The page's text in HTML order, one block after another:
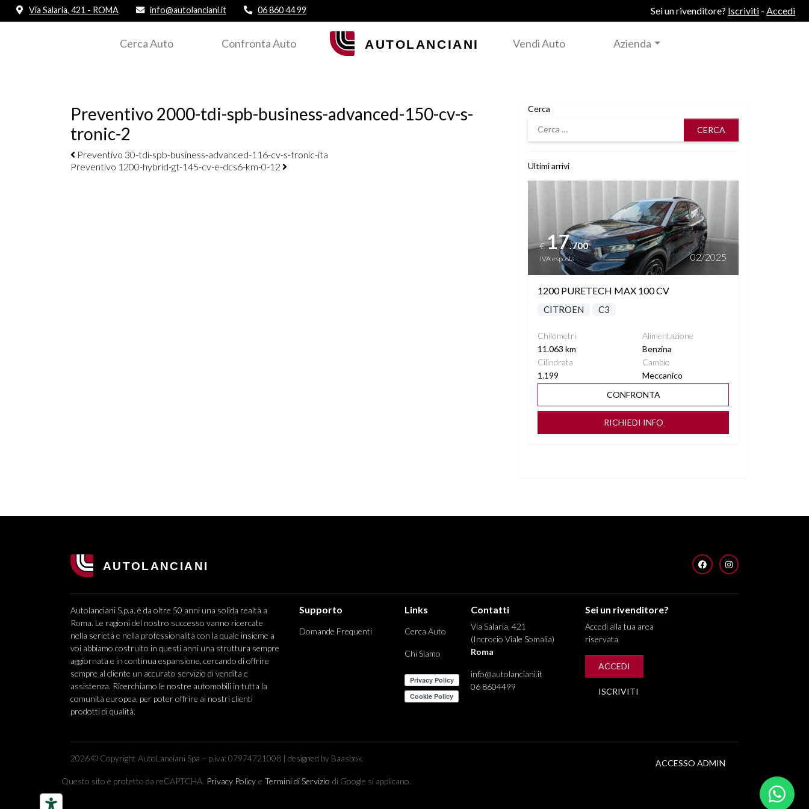
Via Salaria, 421 - ROMA info@autolanciani.it 06 860 44 99 Sei un rivenditore? Iscriviti - Accedi
Cerca Auto Confronta Auto Vendi Auto Azienda
Preventivo 2000-tdi-spb-business-advanced-150-cv-s-
tronic-2
Navigazione elementi
Preventivo 30-tdi-spb-business-advanced-116-cv-s-tronic-ita
Preventivo 1200-hybrid-gt-145-cv-e-dcs6-km-0-12
Cerca
Cerca
Ultimi arrivi
Vedi dettagli
€17.700
IVA esposta 02/2025
1200 PURETECH MAX 100 CV
CITROEN C3
Chilometri
11.063 km
Alimentazione
Benzina
Cilindrata
1.199
Cambio
Meccanico
CONFRONTA
RICHIEDI INFO
FACEBOOKINSTAGRAM
Autolanciani S.p.a. è da oltre 50 anni una solida realtà a
Roma. Le ragioni del nostro successo vanno ricercate
nella serietà e nella professionalità con la quale insieme a
voi abbiamo costruito in questi anni una struttura sempre
aggiornata e in continua espansione, cercando di offrire
sempre al cliente un accurato servizio di vendita e
assistenza. Ricerchiamo le nostre automobili in tutta la
comunità europea, per poter offrire ai nostri clienti
prodotti di qualità.
Supporto
Domande Frequenti
Links
Cerca Auto
Chi Siamo
Contatti
Via Salaria, 421
(Incrocio Viale Somalia)
Roma
info@autolanciani.it
06 8604499
Sei un rivenditore?
Accedi alla tua area
riservata
ACCEDI
ISCRIVITI
2026 © Copyright AutoLanciani Spa – p.iva: 07974721008 | designed by Baasbox.
ACCESSO ADMIN
Questo sito è protetto da reCAPTCHA. Privacy Policy e Termini di Servizio di Google si applicano.